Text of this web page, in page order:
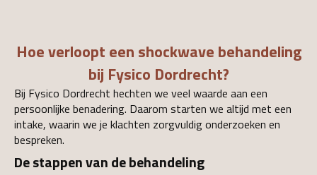
Hoe verloopt een shockwave behandeling
bij Fysico Dordrecht?
Bij Fysico Dordrecht hechten we veel waarde aan een
persoonlijke benadering. Daarom starten we altijd met een
intake, waarin we je klachten zorgvuldig onderzoeken en
bespreken.
De stappen van de behandeling